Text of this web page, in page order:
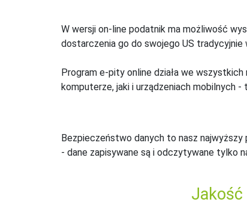
W wersji on-line podatnik ma możliwość
dostarczenia go do swojego US tradycyjnie
Program e-pity online działa we
komputerze, jaki i urządzeniach mobilnych
Bezpieczeństwo danych to nasz
- dane zapisywane są i odczytywane tylko
Jakość